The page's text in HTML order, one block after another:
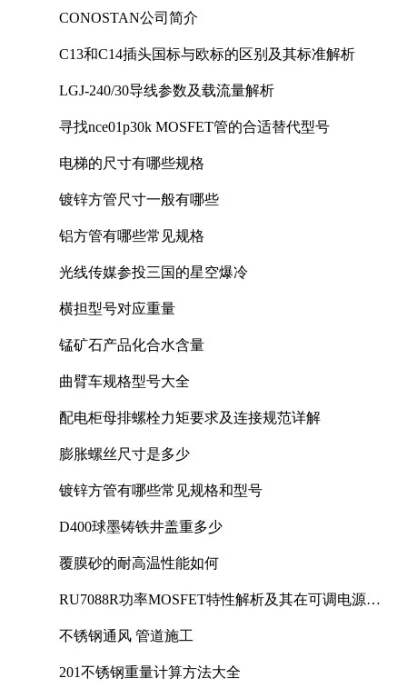
CONOSTAN公司简介
C13和C14插头国标与欧标的区别及其标准解析
LGJ-240/30导线参数及载流量解析
寻找nce01p30k MOSFET管的合适替代型号
电梯的尺寸有哪些规格
镀锌方管尺寸一般有哪些
铝方管有哪些常见规格
光线传媒参投三国的星空爆冷
横担型号对应重量
锰矿石产品化合水含量
曲臂车规格型号大全
配电柜母排螺栓力矩要求及连接规范详解
膨胀螺丝尺寸是多少
镀锌方管有哪些常见规格和型号
D400球墨铸铁井盖重多少
覆膜砂的耐高温性能如何
RU7088R功率MOSFET特性解析及其在可调电源设
不锈钢通风 管道施工
201不锈钢重量计算方法大全